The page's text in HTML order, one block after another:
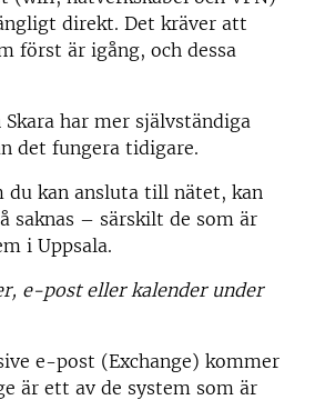
direkt. Det kräver att
först är igång, och dessa
har mer självständiga
det fungera tidigare.
du kan ansluta till nätet, kan
saknas – särskilt de som är
i Uppsala.
e-post eller kalender under
e-post (Exchange) kommer
är ett av de system som är